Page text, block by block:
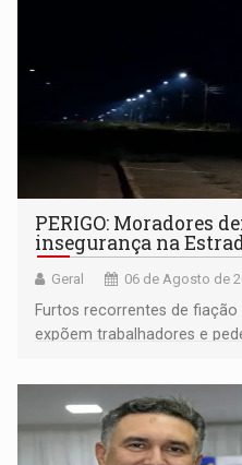
PERIGO: Moradores
insegurança na
Geral 06 de Agosto de
Furtos recorrentes de
expõem trabalhadores e